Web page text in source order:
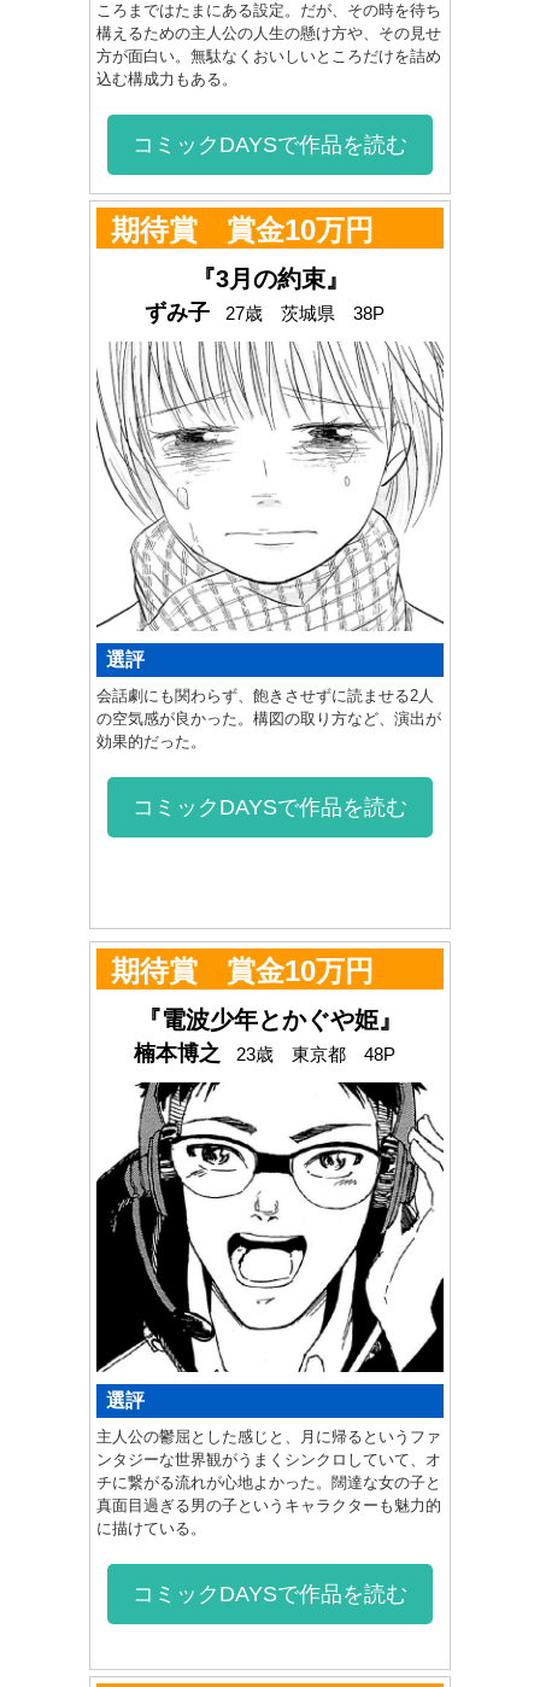
ころまではたまにある設定。だが、その時を待ち
構えるための主人公の人生の懸け方や、その見せ
方が面白い。無駄なくおいしいところだけを詰め
込む構成力もある。
コミックDAYSで作品を読む
期待賞 賞金10万円
『3月の約束』
ずみ子 27歳 茨城県 38P
選評
会話劇にも関わらず、飽きさせずに読ませる2人
の空気感が良かった。構図の取り方など、演出が
効果的だった。
コミックDAYSで作品を読む
期待賞 賞金10万円
『電波少年とかぐや姫』
楠本博之 23歳 東京都 48P
選評
主人公の鬱屈とした感じと、月に帰るというファ
ンタジーな世界観がうまくシンクロしていて、オ
チに繋がる流れが心地よかった。闊達な女の子と
真面目過ぎる男の子というキャラクターも魅力的
に描けている。
コミックDAYSで作品を読む